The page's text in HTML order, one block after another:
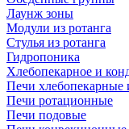
Лаунж зоны
Модули из ротанга
Стулья из ротанга
Гидропоника
Хлебопекарное и
Печи хлебопекарные
Печи ротационные
Печи подовые